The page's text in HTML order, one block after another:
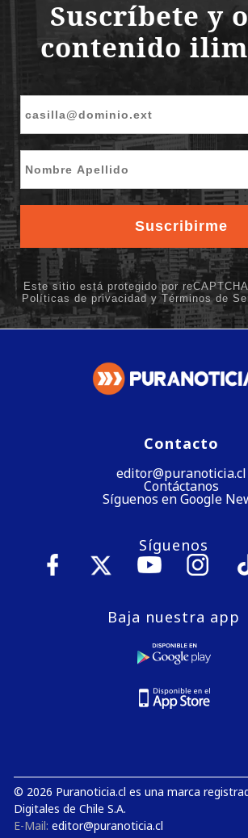
Contacto
editor@puranoticia.cl
Contáctanos
Síguenos en Google
Síguenos
Baja nuestra app
© 2026 Puranoticia.cl es una marca
Digitales de Chile S.A.
E-Mail: editor@puranoticia.cl